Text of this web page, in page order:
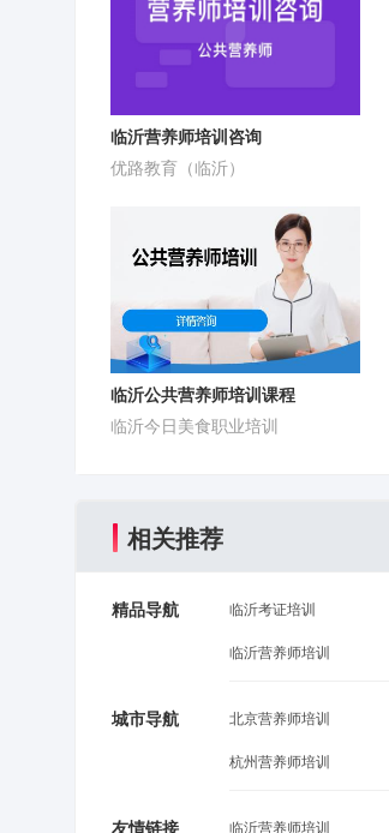
临沂营养师培训咨询
优路教育（临沂）
临沂公共营养师培训课程
临沂今日美食职业培训
相关推荐
精品导航 临沂考证培训
临沂营养师培训
城市导航 北京营养师培训
杭州营养师培训
友情链接 临沂营养师培训